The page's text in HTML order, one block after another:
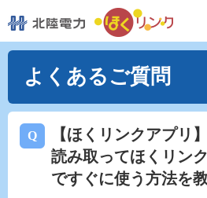
よくあるご質問
【ほくリンクアプリ
読み取ってほくリン
ですぐに使う方法を